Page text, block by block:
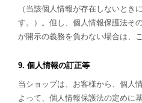
（当該個人情報が存在しないとき
す。）。但し、個人情報保護法そ
が開示の義務を負わない場合は、
9. 個人情報の訂正等
当ショップは、お客様から、個人
よって、個人情報保護法の定めに